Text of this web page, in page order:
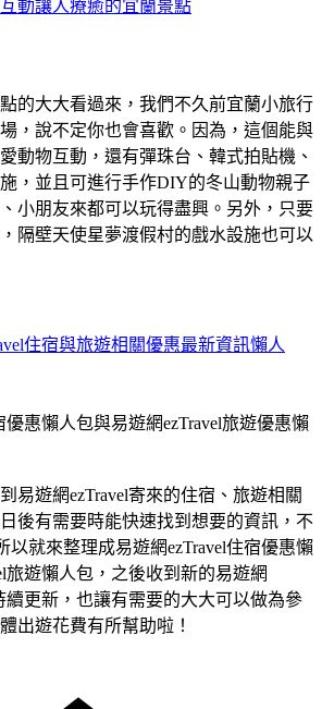
動讓人療癒的宜蘭景點
的大大看過來，我們不久前宜蘭小旅行
，說不定你也會喜歡。因為，這個能與
動物互動，還有彈珠台、韓式拍貼機、
，並且可進行手作DIY的冬山動物親子
小朋友來都可以玩得盡興。另外，只要
隔壁天使星夢渡假村的戲水設施也可以
住宿與旅遊相關優惠最新資訊懶人
易遊網ezTravel寄來的住宿、旅遊相關
後有需要時能快速找到想要的資訊，不
以就來整理成易遊網ezTravel住宿優惠懶
旅遊懶人包，之後收到新的易遊網
續更新，也讓有需要的大大可以做為參
出遊花費有所幫助啦！